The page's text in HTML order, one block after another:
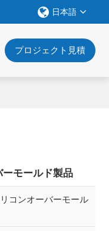
日本語
プロジェクト見積
モールド製品
コンオーバーモール